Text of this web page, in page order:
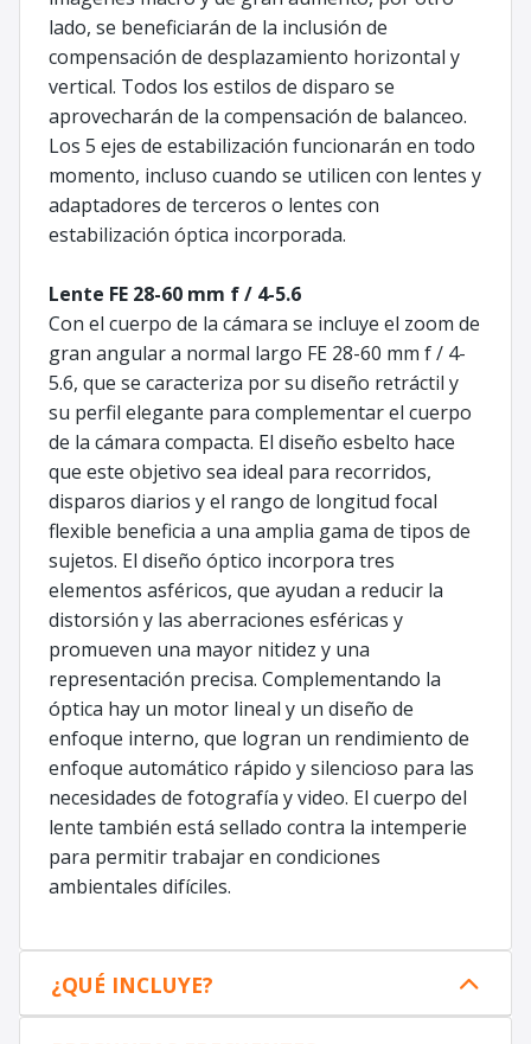
lado, se beneficiarán de la inclusión de
compensación de desplazamiento horizontal y
vertical. Todos los estilos de disparo se
aprovecharán de la compensación de balanceo.
Los 5 ejes de estabilización funcionarán en todo
momento, incluso cuando se utilicen con lentes y
adaptadores de terceros o lentes con
estabilización óptica incorporada.
Lente FE 28-60 mm f / 4-5.6
Con el cuerpo de la cámara se incluye el zoom de
gran angular a normal largo FE 28-60 mm f / 4-
5.6, que se caracteriza por su diseño retráctil y
su perfil elegante para complementar el cuerpo
de la cámara compacta. El diseño esbelto hace
que este objetivo sea ideal para recorridos,
disparos diarios y el rango de longitud focal
flexible beneficia a una amplia gama de tipos de
sujetos. El diseño óptico incorpora tres
elementos asféricos, que ayudan a reducir la
distorsión y las aberraciones esféricas y
promueven una mayor nitidez y una
representación precisa. Complementando la
óptica hay un motor lineal y un diseño de
enfoque interno, que logran un rendimiento de
enfoque automático rápido y silencioso para las
necesidades de fotografía y video. El cuerpo del
lente también está sellado contra la intemperie
para permitir trabajar en condiciones
ambientales difíciles.
¿QUÉ INCLUYE?